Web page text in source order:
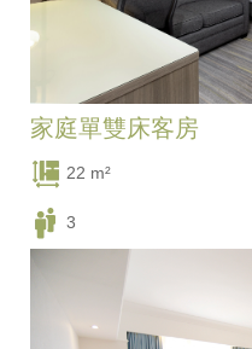
家庭單雙床客房
22 m²
3
一張單人床, 一張雙人床